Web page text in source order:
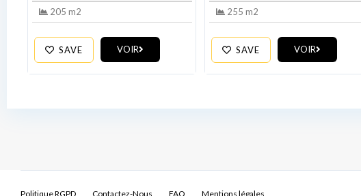
205 m2
SAVE VOIR
255 m2
SAVE VOIR
Politique RGPD Contactez-Nous FAQ Mentions légales